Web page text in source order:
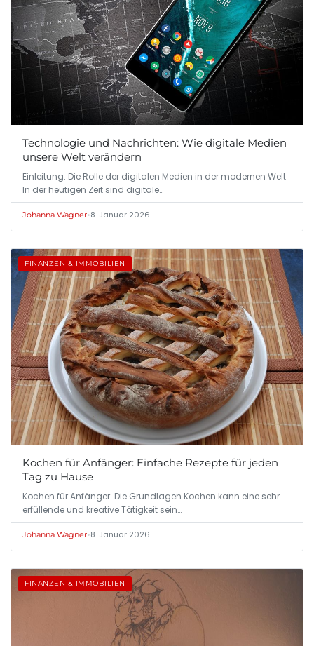
Technologie und Nachrichten: Wie digitale Medien
unsere Welt verändern
Einleitung: Die Rolle der digitalen Medien in der modernen Welt
In der heutigen Zeit sind digitale…
Johanna Wagner•8. Januar 2026
FINANZEN & IMMOBILIEN
Kochen für Anfänger: Einfache Rezepte für jeden
Tag zu Hause
Kochen für Anfänger: Die Grundlagen Kochen kann eine sehr
erfüllende und kreative Tätigkeit sein…
Johanna Wagner•8. Januar 2026
FINANZEN & IMMOBILIEN